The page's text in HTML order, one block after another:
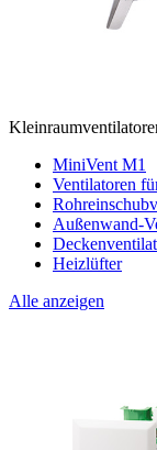
MiniVent M1
Ventilatoren
Außenwand-
Heizlüfter
Alle anzeigen